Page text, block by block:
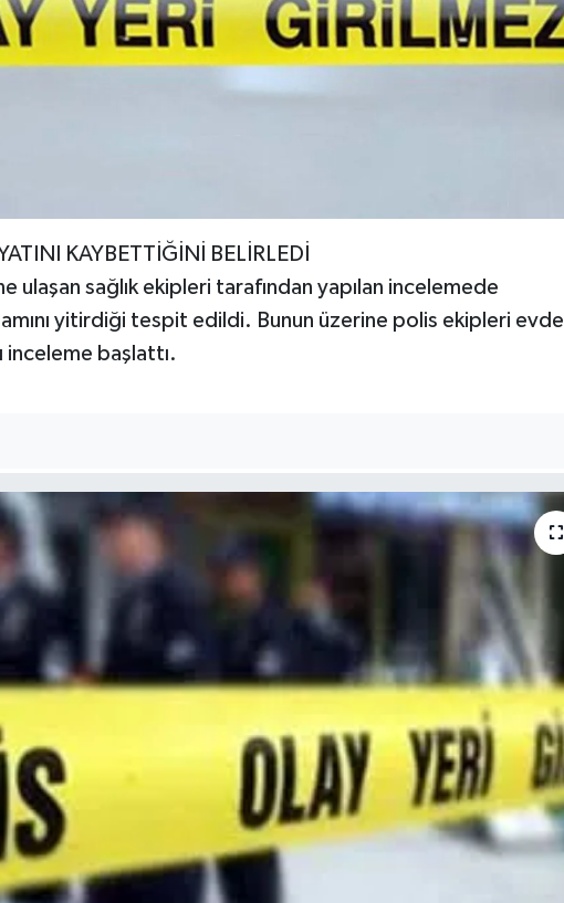
KAYBETTİĞİNİ BELİRLEDİ
ulaşan sağlık ekipleri tarafından yapılan incelemede
yitirdiği tespit edildi. Bunun üzerine polis ekipleri evde
başlattı.